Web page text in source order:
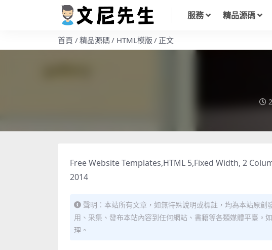
服務 精品源碼
首頁 精品源碼 HTML模版 正文
Free Website Templates,HTML 5,Fixed Width, 2
2014
聲明：本站所有文章，如無特殊說明或標註，均為本站原
用、采集、發布本站內容到任何網站、書籍等各類媒體平臺。
理。